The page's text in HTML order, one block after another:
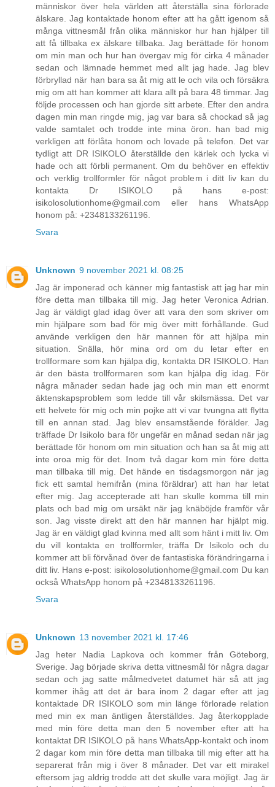
människor över hela världen att återställa sina förlorade
älskare. Jag kontaktade honom efter att ha gått igenom så
många vittnesmål från olika människor hur han hjälper till
att få tillbaka ex älskare tillbaka. Jag berättade för honom
om min man och hur han övergav mig för cirka 4 månader
sedan och lämnade hemmet med allt jag hade. Jag blev
förbryllad när han bara sa åt mig att le och vila och försäkra
mig om att han kommer att klara allt på bara 48 timmar. Jag
följde processen och han gjorde sitt arbete. Efter den andra
dagen min man ringde mig, jag var bara så chockad så jag
valde samtalet och trodde inte mina öron. han bad mig
verkligen att förlåta honom och lovade på telefon. Det var
tydligt att DR ISIKOLO återställde den kärlek och lycka vi
hade och att förbli permanent. Om du behöver en effektiv
och verklig trollformler för något problem i ditt liv kan du
kontakta Dr ISIKOLO på hans e-post:
isikolosolutionhome@gmail.com eller hans WhatsApp
honom på: +2348133261196.
Svara
Unknown 9 november 2021 kl. 08:25
Jag är imponerad och känner mig fantastisk att jag har min
före detta man tillbaka till mig. Jag heter Veronica Adrian.
Jag är väldigt glad idag över att vara den som skriver om
min hjälpare som bad för mig över mitt förhållande. Gud
använde verkligen den här mannen för att hjälpa min
situation. Snälla, hör mina ord om du letar efter en
trollformare som kan hjälpa dig, kontakta DR ISIKOLO. Han
är den bästa trollformaren som kan hjälpa dig idag. För
några månader sedan hade jag och min man ett enormt
äktenskapsproblem som ledde till vår skilsmässa. Det var
ett helvete för mig och min pojke att vi var tvungna att flytta
till en annan stad. Jag blev ensamstående förälder. Jag
träffade Dr Isikolo bara för ungefär en månad sedan när jag
berättade för honom om min situation och han sa åt mig att
inte oroa mig för det. Inom två dagar kom min före detta
man tillbaka till mig. Det hände en tisdagsmorgon när jag
fick ett samtal hemifrån (mina föräldrar) att han har letat
efter mig. Jag accepterade att han skulle komma till min
plats och bad mig om ursäkt när jag knäböjde framför vår
son. Jag visste direkt att den här mannen har hjälpt mig.
Jag är en väldigt glad kvinna med allt som hänt i mitt liv. Om
du vill kontakta en trollformler, träffa Dr Isikolo och du
kommer att bli förvånad över de fantastiska förändringarna i
ditt liv. Hans e-post: isikolosolutionhome@gmail.com Du kan
också WhatsApp honom på +2348133261196.
Svara
Unknown 13 november 2021 kl. 17:46
Jag heter Nadia Lapkova och kommer från Göteborg,
Sverige. Jag började skriva detta vittnesmål för några dagar
sedan och jag satte målmedvetet datumet här så att jag
kommer ihåg att det är bara inom 2 dagar efter att jag
kontaktade DR ISIKOLO som min länge förlorade relation
med min ex man äntligen återställdes. Jag återkopplade
med min före detta man den 5 november efter att ha
kontaktat DR ISIKOLO på hans WhatsApp-kontakt och inom
2 dagar kom min före detta man tillbaka till mig efter att ha
separerat från mig i över 8 månader. Det var ett mirakel
eftersom jag aldrig trodde att det skulle vara möjligt. Jag är